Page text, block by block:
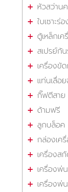
หัวสว่าน
ใบเซาะร่อ
ตู้เหล็กเ
สเปรย์กั
เครื่องขั
แท่นเลื่อ
กิ๊ฟตีสาย
ด้ามฟรี
ลูกบล็อค
กล่องเค
เครื่องส
เครื่องพ่
เครื่องพ่